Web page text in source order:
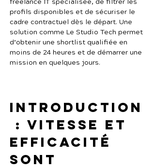
freelance IT spécialisée, de filtrer les
profils disponibles et de sécuriser le
cadre contractuel dès le départ. Une
solution comme Le Studio Tech permet
d’obtenir une shortlist qualifiée en
moins de 24 heures et de démarrer une
mission en quelques jours.
Introduction
: vitesse et
efficacité
sont